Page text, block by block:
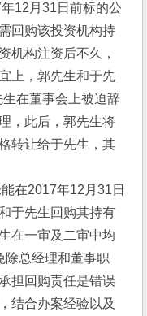
12月31日前标的公
回购该投资机构持
机构注资后不久，
上，郭先生和于先
在董事会上被迫辞
，此后，郭先生将
转让给于先生，其
在2017年12月31日
于先生回购其持有
在一审及二审中均
除总经理和董事职
担回购责任是错误
结合办案经验以及